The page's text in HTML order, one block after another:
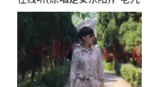
演唱点播:17392次